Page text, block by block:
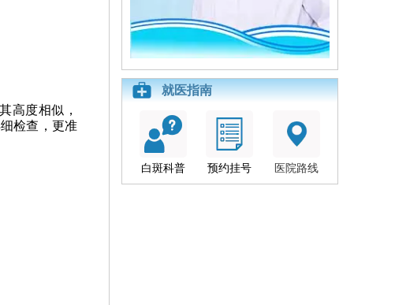
高度相似，
检查，更准
就医指南
白斑科普 预约挂号 医院路线